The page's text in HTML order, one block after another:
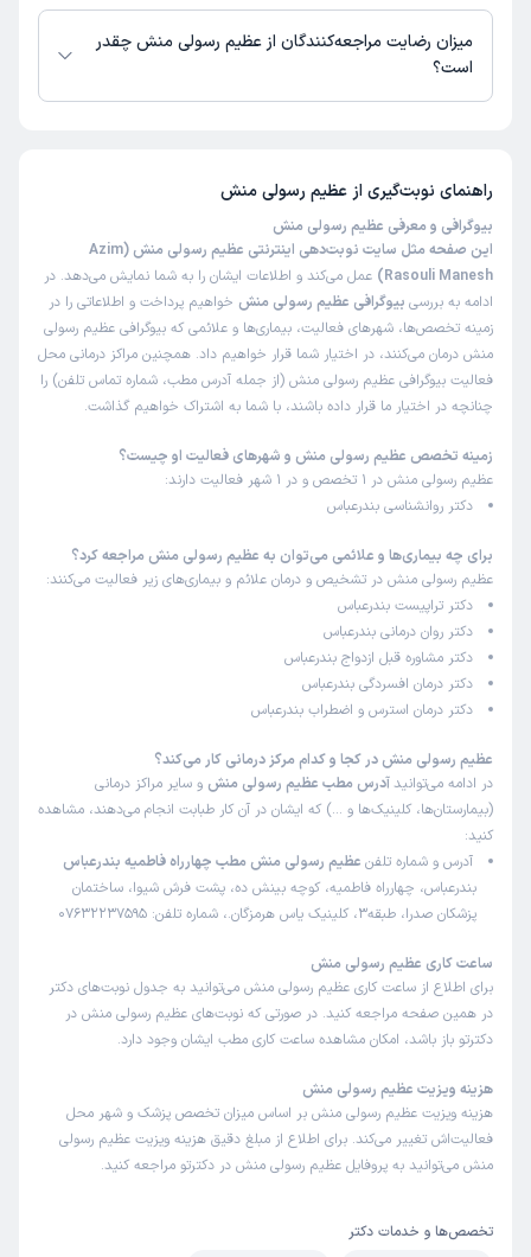
عظیم رسولی منش از روز دوشنبه 19 مرداد 1405 بیمار جدید می‌پذیرند.
میزان رضایت مراجعه‌کنندگان از عظیم رسولی منش چقدر
است؟
راهنمای نوبت‌گیری از عظیم رسولی منش
بیوگرافی و معرفی عظیم رسولی منش
این صفحه مثل سایت نوبت‌دهی اینترنتی عظیم رسولی منش (Azim
Rasouli Manesh)
عمل می‌کند و اطلاعات ایشان را به شما نمایش می‌دهد. در
ادامه به بررسی بیوگرافی عظیم رسولی منش خواهیم پرداخت و اطلاعاتی را در
زمینه تخصص‌ها، شهرهای فعالیت، بیماری‌ها و علائمی که بیوگرافی عظیم رسولی
منش درمان می‌کنند، در اختیار شما قرار خواهیم داد. همچنین مراکز درمانی محل
فعالیت بیوگرافی عظیم رسولی منش (از جمله آدرس مطب، شماره تماس تلفن) را
چنانچه در اختیار ما قرار داده باشند، با شما به اشتراک خواهیم گذاشت.
زمینه تخصص عظیم رسولی منش و شهرهای فعالیت او چیست؟
عظیم رسولی منش در 1 تخصص و در 1 شهر فعالیت دارند:
دکتر روانشناسی بندرعباس
برای چه بیماری‌ها و علائمی می‌توان به عظیم رسولی منش مراجعه کرد؟
عظیم رسولی منش در تشخیص و درمان علائم و بیماری‌های زیر فعالیت می‌کنند:
دکتر تراپیست بندرعباس
دکتر روان درمانی بندرعباس
دکتر مشاوره قبل ازدواج بندرعباس
دکتر درمان افسردگی بندرعباس
دکتر درمان استرس و اضطراب بندرعباس
عظیم رسولی منش در کجا و کدام مرکز درمانی کار می‌کند؟
در ادامه می‌توانید آدرس مطب عظیم رسولی منش و سایر مراکز درمانی
(بیمارستان‌ها، کلینیک‌ها و …) که ایشان در آن کار طبابت انجام می‌دهند، مشاهده
کنید:
آدرس و شماره تلفن عظیم رسولی منش مطب چهارراه فاطمیه بندرعباس
بندرعباس، چهارراه فاطمیه، کوچه بینش ده، پشت فرش شیوا، ساختمان
پزشکان صدرا، طبقه3، کلینیک یاس هرمزگان.، شماره تلفن: 07632237595
ساعت کاری عظیم رسولی منش
برای اطلاع از ساعت کاری عظیم رسولی منش می‌توانید به جدول نوبت‌های دکتر
در همین صفحه مراجعه کنید. در صورتی که نوبت‌های عظیم رسولی منش در
دکترتو باز باشد، امکان مشاهده ساعت کاری مطب ایشان وجود دارد.
هزینه ویزیت عظیم رسولی منش
هزینه ویزیت عظیم رسولی منش بر اساس میزان تخصص پزشک و شهر محل
فعالیت‌اش تغییر می‌کند. برای اطلاع از مبلغ دقیق هزینه ویزیت عظیم رسولی
منش می‌توانید به پروفایل عظیم رسولی منش در دکترتو مراجعه کنید.
تخصص‌ها و خدمات دکتر